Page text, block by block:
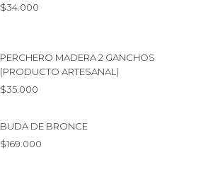
$34.000
PERCHERO MADERA 2 GANCHOS
(PRODUCTO ARTESANAL)
$35.000
BUDA DE BRONCE
$169.000